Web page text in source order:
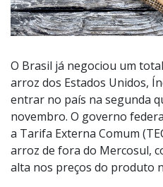
O Brasil já negociou um
arroz dos Estados Unidos,
entrar no país na segunda
novembro. O governo
a Tarifa Externa Comum
arroz de fora do Mercosul,
alta nos preços do produto